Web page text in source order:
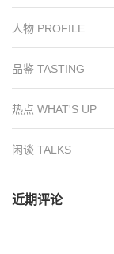
人物 PROFILE
品鉴 TASTING
热点 WHAT'S UP
闲谈 TALKS
近期评论